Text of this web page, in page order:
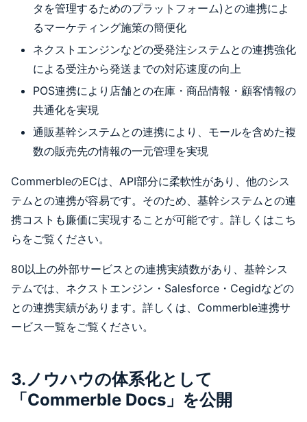
タを管理するためのプラットフォーム)との連携によ
るマーケティング施策の簡便化
ネクストエンジンなどの受発注システムとの連携強化
による受注から発送までの対応速度の向上
POS連携により店舗との在庫・商品情報・顧客情報の
共通化を実現
通販基幹システムとの連携により、モールを含めた複
数の販売先の情報の一元管理を実現
CommerbleのECは、API部分に柔軟性があり、他のシス
テムとの連携が容易です。そのため、基幹システムとの連
携コストも廉価に実現することが可能です。詳しくはこち
らをご覧ください。
80以上の外部サービスとの連携実績数があり、基幹シス
テムでは、ネクストエンジン・Salesforce・Cegidなどの
との連携実績があります。詳しくは、Commerble連携サ
ービス一覧をご覧ください。
3.ノウハウの体系化として
「Commerble Docs」を公開